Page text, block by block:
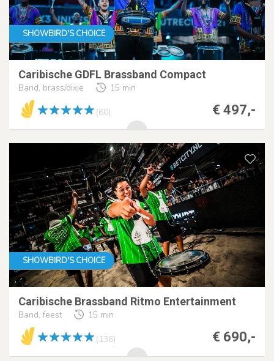
SHOWBIRD'S CHOICE
Caribische GDFL Brassband Compact
Band, brass/dixie 15 min
€ 497,-
(60)
SHOWBIRD'S CHOICE
Caribische Brassband Ritmo Entertainment
Band, feest 15 min
€ 690,-
(136)